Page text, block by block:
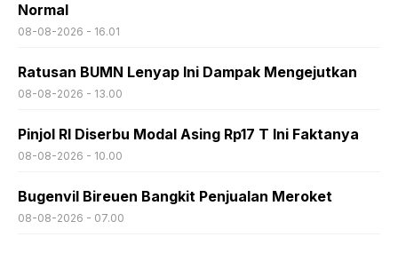
Normal
08-08-2026 - 16.01
Ratusan BUMN Lenyap Ini Dampak Mengejutkan
08-08-2026 - 13.00
Pinjol RI Diserbu Modal Asing Rp17 T Ini Faktanya
08-08-2026 - 10.00
Bugenvil Bireuen Bangkit Penjualan Meroket
08-08-2026 - 07.00